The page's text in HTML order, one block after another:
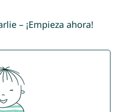
– ¡Empieza ahora!